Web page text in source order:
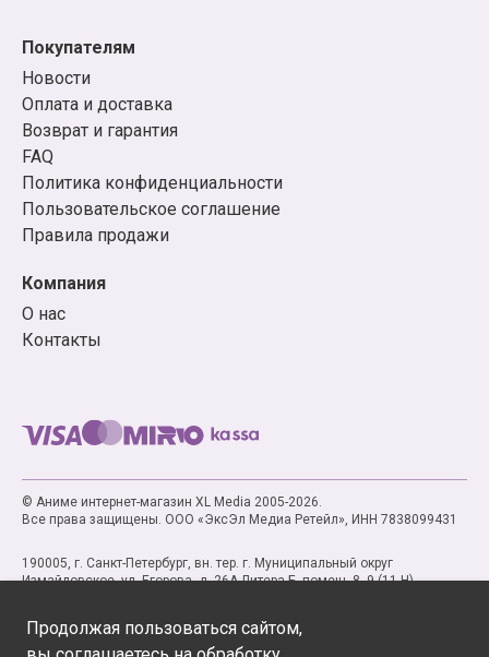
Покупателям
Новости
Оплата и доставка
Возврат и гарантия
FAQ
Политика конфиденциальности
Пользовательское соглашение
Правила продажи
Компания
О нас
Контакты
© Аниме интернет-магазин XL Media 2005-2026.
Все права защищены. ООО «ЭксЭл Медиа Ретейл», ИНН 7838099431
190005, г. Санкт-Петербург, вн. тер. г. Муниципальный округ
Измайловское, ул. Егорова, д. 26А Литера Б, помещ. 8, 9 (11-Н)
Продолжая пользоваться сайтом,